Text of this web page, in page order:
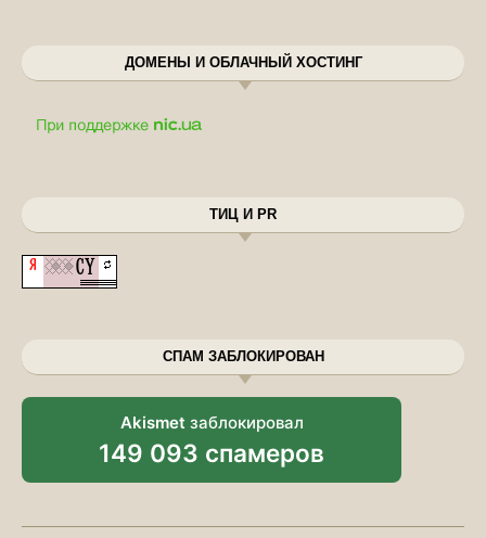
ДОМЕНЫ И ОБЛАЧНЫЙ ХОСТИНГ
ТИЦ И PR
СПАМ ЗАБЛОКИРОВАН
Akismet заблокировал
149 093 спамеров